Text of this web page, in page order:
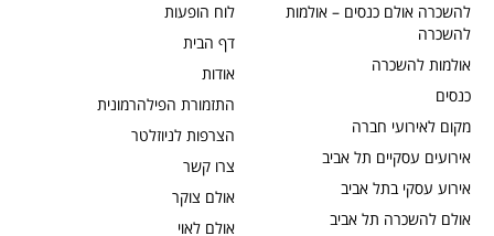
לוח הופעות
דף הבית
אודות
התזמורת הפילהרמונית
הצרפות לניוזלטר
צרו קשר
אולם צוקר
אולם לאוי
להשכרה אולם כנסים – אולמות
להשכרה
אולמות להשכרה
כנסים
מקום לאירועי חברה
אירועים עסקיים תל אביב
אירוע עסקי בתל אביב
אולם להשכרה תל אביב